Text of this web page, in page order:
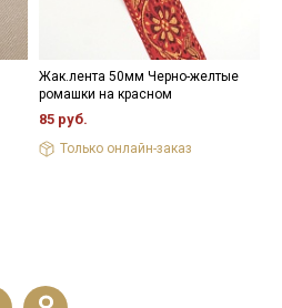
Жак.лента 50мм Черно-желтые
ромашки на красном
85 руб.
Только онлайн-заказ